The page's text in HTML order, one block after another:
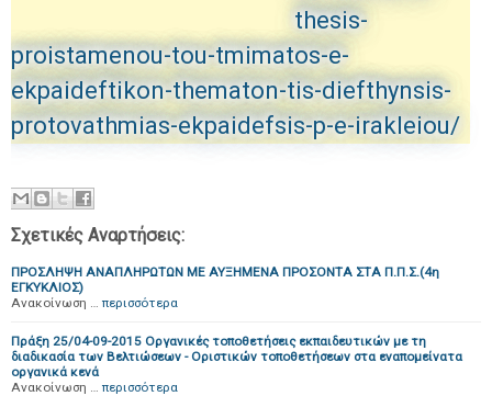
thesis-
proistamenou-tou-tmimatos-e-
ekpaideftikon-thematon-tis-diefthynsis-
protovathmias-ekpaidefsis-p-e-irakleiou/
Σχετικές Αναρτήσεις:
ΠΡΟΣΛΗΨΗ ΑΝΑΠΛΗΡΩΤΩΝ ΜΕ ΑΥΞΗΜΕΝΑ ΠΡΟΣΟΝΤΑ ΣΤΑ Π.Π.Σ.(4η
ΕΓΚΥΚΛΙΟΣ)
Ανακοίνωση … περισσότερα
Πράξη 25/04-09-2015 Οργανικές τοποθετήσεις εκπαιδευτικών με τη
διαδικασία των Βελτιώσεων - Οριστικών τοποθετήσεων στα εναπομείνατα
οργανικά κενά
Ανακοίνωση … περισσότερα